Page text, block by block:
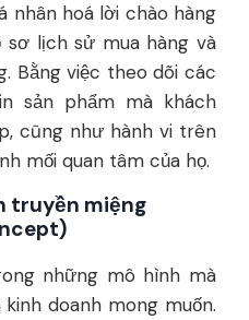
nhân hoá lời chào hàng
lịch sử mua hàng và
Bằng việc theo dõi các
sản phẩm mà khách
cũng như hành vi trên
mối quan tâm của họ.
truyền miệng
những mô hình mà
doanh mong muốn.